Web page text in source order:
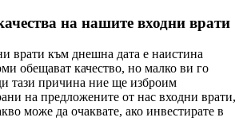
на нашите входни врати
врати към днешна дата е наистина
обещават качество, но малко ви го
тази причина ние ще изброим
на предложените от нас входни врати,
може да очаквате, ако инвестирате в